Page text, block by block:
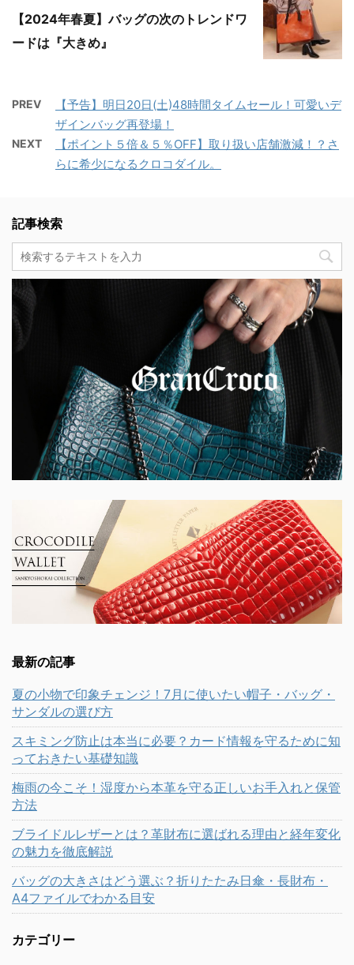
【2024年春夏】バッグの次のトレンドワ
ードは『大きめ』
PREV
【予告】明日20日(土)48時間タイムセール！可愛いデ
ザインバッグ再登場！
NEXT
【ポイント５倍＆５％OFF】取り扱い店舗激減！？さ
らに希少になるクロコダイル。
記事検索
最新の記事
夏の小物で印象チェンジ！7月に使いたい帽子・バッグ・
サンダルの選び方
スキミング防止は本当に必要？カード情報を守るために知
っておきたい基礎知識
梅雨の今こそ！湿度から本革を守る正しいお手入れと保管
方法
ブライドルレザーとは？革財布に選ばれる理由と経年変化
の魅力を徹底解説
バッグの大きさはどう選ぶ？折りたたみ日傘・長財布・
A4ファイルでわかる目安
カテゴリー